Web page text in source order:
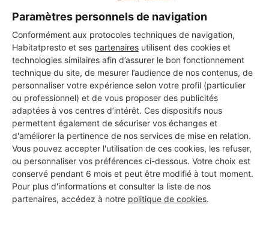
Paramètres personnels de navigation
Conformément aux protocoles techniques de navigation,
Habitatpresto et ses partenaires utilisent des cookies et
technologies similaires afin d’assurer le bon fonctionnement
technique du site, de mesurer l’audience de nos contenus, de
personnaliser votre expérience selon votre profil (particulier
ou professionnel) et de vous proposer des publicités
adaptées à vos centres d’intérêt. Ces dispositifs nous
permettent également de sécuriser vos échanges et
d'améliorer la pertinence de nos services de mise en relation.
Vous pouvez accepter l'utilisation de ces cookies, les refuser,
ou personnaliser vos préférences ci-dessous. Votre choix est
conservé pendant 6 mois et peut être modifié à tout moment.
Pour plus d'informations et consulter la liste de nos
partenaires, accédez à notre politique de cookies.
PROFESSIONNEL, VOUS
SOUHAITEZ NOUS
REJOINDRE ?
M'inscrire gratuitement